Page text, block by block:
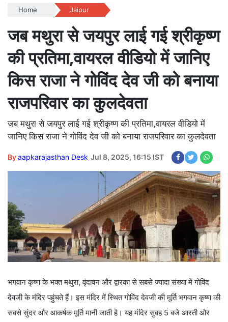
Home Jaipur
जब मथुरा से जयपुर लाई गई श्रीकृष्ण
की प्रतिमा,वायरल वीडियो में जानिए
किस राजा ने गोविंद देव जी को बनाया
राजपरिवार का कुलदेवता
जब मथुरा से जयपुर लाई गई श्रीकृष्ण की प्रतिमा,वायरल वीडियो में
जानिए किस राजा ने गोविंद देव जी को बनाया राजपरिवार का कुलदेवता
Byaapkarajasthan Desk Jul 8, 2025, 16:15 IST
भगवान कृष्ण के भक्त मथुरा, वृंदावन और द्वारका से सबसे ज्यादा संख्या में गोविंद
देवजी के मंदिर पहुंचते हैं। इस मंदिर में स्थित गोविंद देवजी की मूर्ति भगवान कृष्ण की
सबसे सुंदर और आकर्षक मूर्ति मानी जाती है। यह मंदिर सुबह 5 बजे आरती और